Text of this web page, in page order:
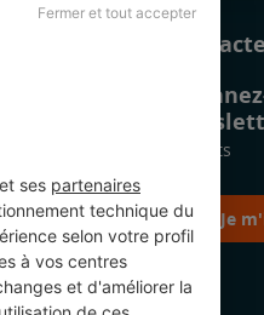
Fermer et tout accepter
ses partenaires
technique du
selon votre profil
à vos centres
et d'améliorer la
gratuits
Je